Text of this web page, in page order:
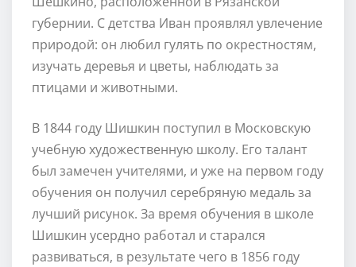
губернии. С детства Иван проявлял увлечение
природой: он любил гулять по окрестностям,
изучать деревья и цветы, наблюдать за
птицами и животными.
В 1844 году Шишкин поступил в Московскую
учебную художественную школу. Его талант
был замечен учителями, и уже на первом году
обучения он получил серебряную медаль за
лучший рисунок. За время обучения в школе
Шишкин усердно работал и старался
развиваться, в результате чего в 1856 году